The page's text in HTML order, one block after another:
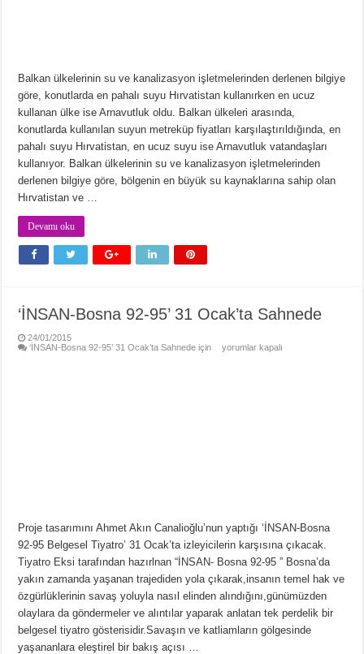
Balkan ülkelerinin su ve kanalizasyon işletmelerinden derlenen bilgiye
göre, konutlarda en pahalı suyu Hırvatistan kullanırken en ucuz
kullanan ülke ise Arnavutluk oldu. Balkan ülkeleri arasında,
konutlarda kullanılan suyun metreküp fiyatları karşılaştırıldığında, en
pahalı suyu Hırvatistan, en ucuz suyu ise Arnavutluk vatandaşları
kullanıyor. Balkan ülkelerinin su ve kanalizasyon işletmelerinden
derlenen bilgiye göre, bölgenin en büyük su kaynaklarına sahip olan
Hırvatistan ve …
Devamı oku
‘İNSAN-Bosna 92-95’ 31 Ocak’ta Sahnede
24/01/2015
‘İNSAN-Bosna 92-95’ 31 Ocak’ta Sahnede için
yorumlar kapalı
Proje tasarımını Ahmet Akın Canalioğlu’nun yaptığı ‘İNSAN-Bosna
92-95 Belgesel Tiyatro’ 31 Ocak’ta izleyicilerin karşısına çıkacak.
Tiyatro Eksi tarafından hazırlnan “İNSAN- Bosna 92-95 ” Bosna’da
yakın zamanda yaşanan trajediden yola çıkarak,insanın temel hak ve
özgürlüklerinin savaş yoluyla nasıl elinden alındığını,günümüzden
olaylara da göndermeler ve alıntılar yaparak anlatan tek perdelik bir
belgesel tiyatro gösterisidir.Savaşın ve katliamların gölgesinde
yaşananlara eleştirel bir bakış açısı …